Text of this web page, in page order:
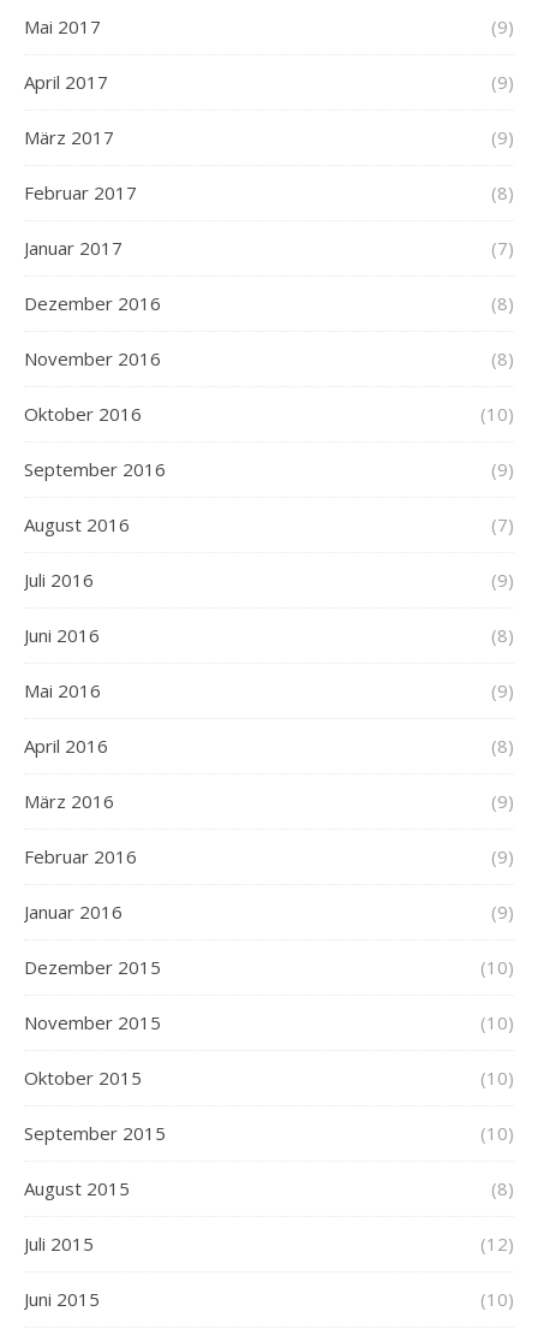
Mai 2017 (9)
April 2017 (9)
März 2017 (9)
Februar 2017 (8)
Januar 2017 (7)
Dezember 2016 (8)
November 2016 (8)
Oktober 2016 (10)
September 2016 (9)
August 2016 (7)
Juli 2016 (9)
Juni 2016 (8)
Mai 2016 (9)
April 2016 (8)
März 2016 (9)
Februar 2016 (9)
Januar 2016 (9)
Dezember 2015 (10)
November 2015 (10)
Oktober 2015 (10)
September 2015 (10)
August 2015 (8)
Juli 2015 (12)
Juni 2015 (10)